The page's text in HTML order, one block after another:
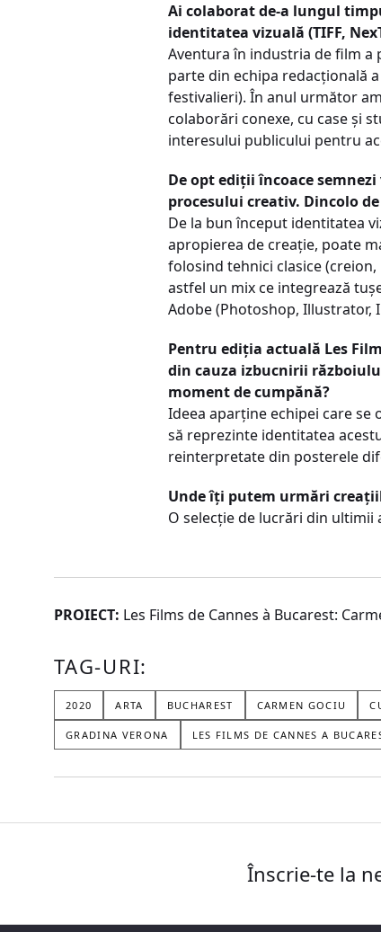
Ai colaborat de-a lungul
identitatea vizuală (TIFF,
Aventura în industria de film a
parte din echipa redacțională
festivalieri). În anul următor
colaborări conexe, cu case și
interesului publicului pentru
De opt ediții încoace
procesului creativ. Dincolo
De la bun început identitatea
apropierea de creație, poate
folosind tehnici clasice
astfel un mix ce integrează
Adobe (Photoshop, Illustrator,
Pentru ediția actuală Les
din cauza izbucnirii
moment de cumpănă?
Ideea aparține echipei care
să reprezinte identitatea
reinterpretate din posterele
Unde îți putem urmări
O selecție de lucrări din ultimii
PROIECT: Les Films de Cannes à Bucarest:
TAG-URI:
2020 ARTA BUCHAREST CARMEN GOCIU
GRADINA VERONA LES FILMS DE CANNES A
Înscrie-te la